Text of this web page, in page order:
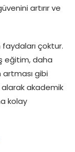
artırır ve
çoktur.
eğitim, daha
artması gibi
akademik
kolay